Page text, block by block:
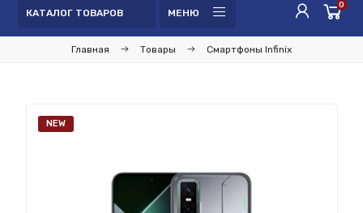
КАТАЛОГ ТОВАРОВ МЕНЮ
0
Главная Товары Смартфоны Infinix
NEW